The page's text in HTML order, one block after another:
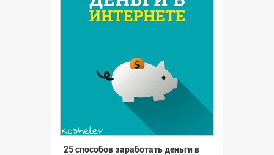
25 способов заработать деньги в